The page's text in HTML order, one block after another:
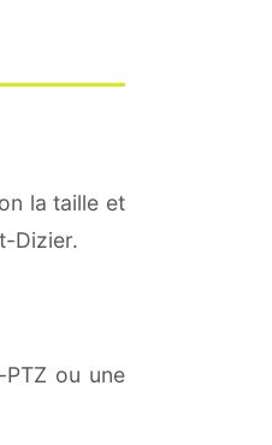
la taille et
Dizier.
ou une